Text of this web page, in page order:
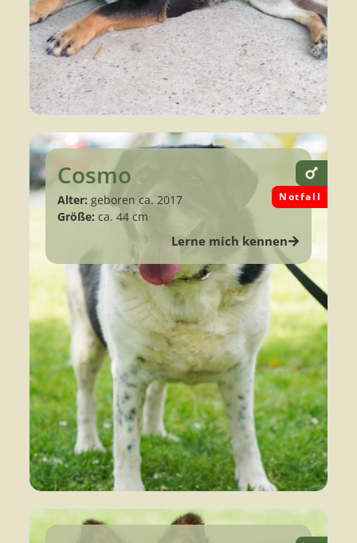
Cosmo
Alter: geboren ca. 2017
Größe: ca. 44 cm
Lerne mich kennen
Notfall